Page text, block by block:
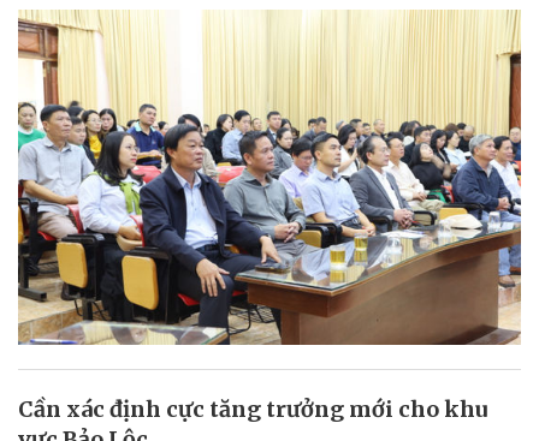
Cần xác định cực tăng trưởng mới cho khu